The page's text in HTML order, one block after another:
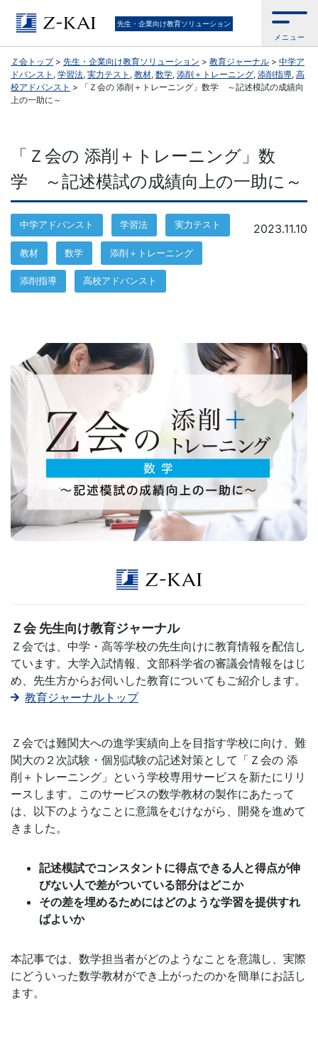
Ｚ
会
公
／
『学
校
の
先
向
け
サ
ー
ビ
ス』
ー
ジ。
学
校
の
先
生
導
の
先生・企業向け教育ソリューション
メニュー
Ｚ会トップ> 先生・企業向け教育ソリューション > 教育ジャーナル > 中学ア
ドバンスト , 学習法, 実力テスト , 教材, 数学, 添削＋トレーニング, 添削指導, 高
校アドバンスト >
「Ｚ会の 添削＋トレーニング」数学 ～記述模試の成績向
上の一助に～
「Ｚ会の 添削＋トレーニング」数
学 ～記述模試の成績向上の一助に～
中学アドバンスト 学習法 実力テスト
教材 数学 添削＋トレーニング
添削指導 高校アドバンスト
2023.11.10
Ｚ会 先生向け教育ジャーナル
Ｚ会では、中学・高等学校の先生向けに教育情報を配信し
ています。大学入試情報、文部科学省の審議会情報をはじ
め、先生方からお伺いした教育についてもご紹介します。
教育ジャーナルトップ
Ｚ会では難関大への進学実績向上を目指す学校に向け、難
関大の２次試験・個別試験の記述対策として「Ｚ会の 添
削＋トレーニング」という学校専用サービスを新たにリリ
ースします。このサービスの数学教材の製作にあたって
は、以下のようなことに意識をむけながら、開発を進めて
きました。
記述模試でコンスタントに得点できる人と得点が伸
びない人で差がついている部分はどこか
その差を埋めるためにはどのような学習を提供すれ
ばよいか
本記事では、数学担当者がどのようなことを意識し、実際
にどういった数学教材ができ上がったのかを簡単にお話し
ます。